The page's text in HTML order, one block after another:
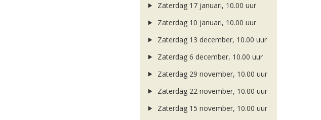
Zaterdag 17 januari, 10.00 uur
Zaterdag 10 januari, 10.00 uur
Zaterdag 13 december, 10.00 uur
Zaterdag 6 december, 10.00 uur
Zaterdag 29 november, 10.00 uur
Zaterdag 22 november, 10.00 uur
Zaterdag 15 november, 10.00 uur